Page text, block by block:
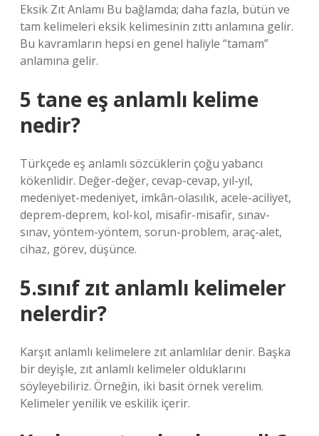
Eksik Zıt Anlamı Bu bağlamda; daha fazla, bütün ve
tam kelimeleri eksik kelimesinin zıttı anlamına gelir.
Bu kavramların hepsi en genel haliyle “tamam”
anlamına gelir.
5 tane eş anlamlı kelime
nedir?
Türkçede eş anlamlı sözcüklerin çoğu yabancı
kökenlidir. Değer-değer, cevap-cevap, yıl-yıl,
medeniyet-medeniyet, imkân-olasılık, acele-aciliyet,
deprem-deprem, kol-kol, misafir-misafir, sınav-
sınav, yöntem-yöntem, sorun-problem, araç-alet,
cihaz, görev, düşünce.
5.sınıf zıt anlamlı kelimeler
nelerdir?
Karşıt anlamlı kelimelere zıt anlamlılar denir. Başka
bir deyişle, zıt anlamlı kelimeler olduklarını
söyleyebiliriz. Örneğin, iki basit örnek verelim.
Kelimeler yenilik ve eskilik içerir.